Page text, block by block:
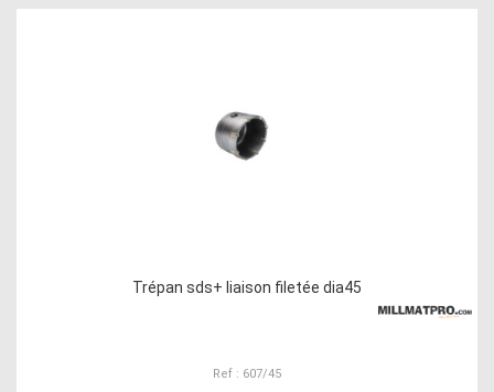
Trépan sds+ liaison filetée dia45
Ref : 607/45